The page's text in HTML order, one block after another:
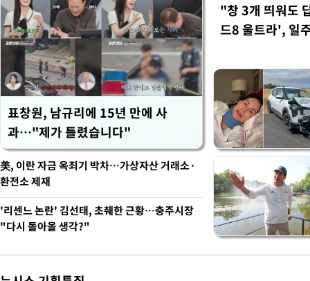
표창원, 남규리에 15년 만에 사
과…"제가 틀렸습니다"
"창 3개 띄워도
드8 울트라', 일
美, 이란 자금 옥죄기 박차…가상자산 거래소·
환전소 제재
'리센느 논란' 김선태, 초췌한 근황…충주시장
"다시 돌아올 생각?"